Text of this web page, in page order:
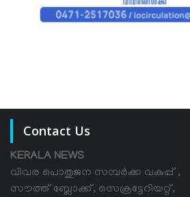
Contact Us
KERALA NEWS
വിവര പൊതുജന സമ്പര്‍ക്ക വകുപ്പ് ,
സൗത്ത് ബ്ലോക്ക്, സെക്രട്ടേറിയറ്റ്,